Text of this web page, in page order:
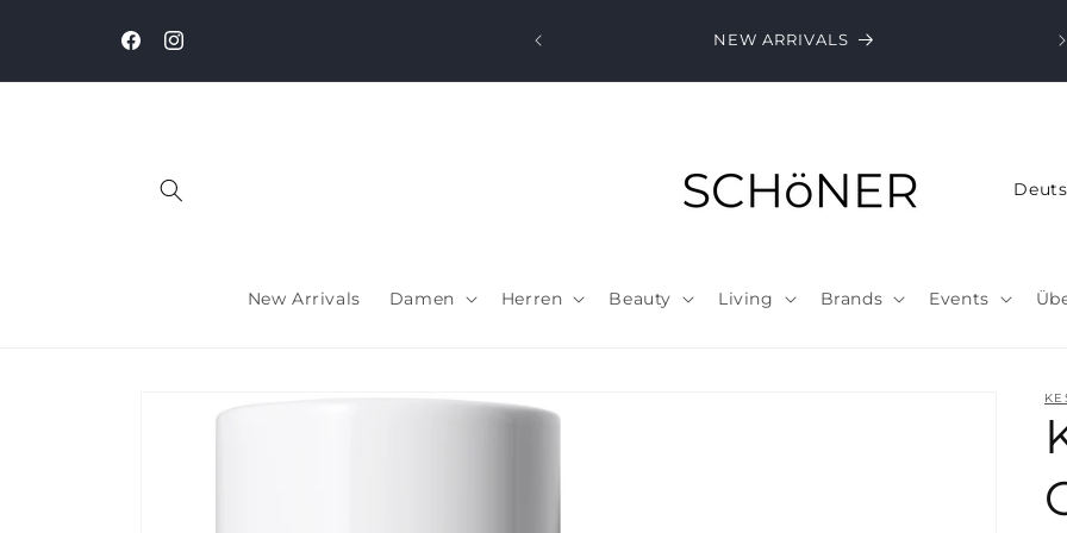
FacebookInstagram
NEW ARRIVALS
New Arrivals Damen Herren Beauty Living Brands Events
L
d
Produktinformationen